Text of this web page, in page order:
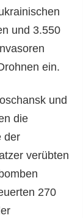
und 3.550
ein.
und
die
der
verübten
270